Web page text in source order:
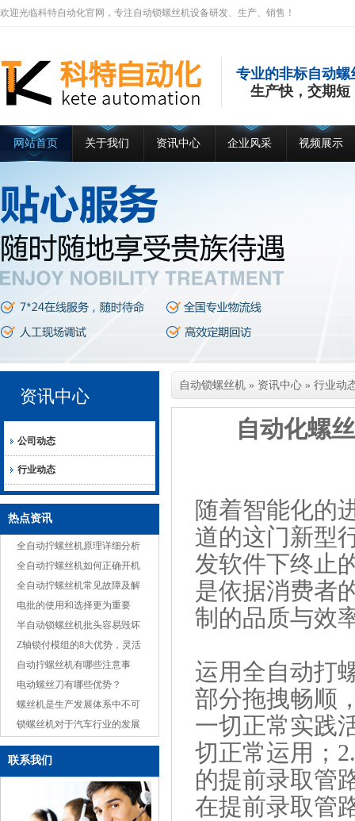
欢迎光临科特自动化官网，专注自动锁螺丝机设备研发、生产、销售！
专业的非标自动螺
生产快，交期短
网站首页 关于我们 资讯中心 企业风采 视频展示
资讯中心
公司动态
行业动态
热点资讯
全自动拧螺丝机原理详细分析
全自动拧螺丝机如何正确开机
全自动拧螺丝机常见故障及解
决方案
电批的使用和选择更为重要
半自动锁螺丝机批头容易毁坏
的原因
Z轴锁付模组的8大优势，灵活
适应多种产品
自动拧螺丝机有哪些注意事
项？
电动螺丝刀有哪些优势？
螺丝机是生产发展体系中不可
或缺的机械设备
锁螺丝机对于汽车行业的发展
联系我们
自动锁螺丝机 » 资讯中心 » 行业动
自动化螺
随着智能化的
道的这门新型
发软件下终止
是依据消费者
制的品质与效
运用全自动打
部分拖拽畅顺
一切正常实践
切正常运用；
的提前录取管
在提前录取管